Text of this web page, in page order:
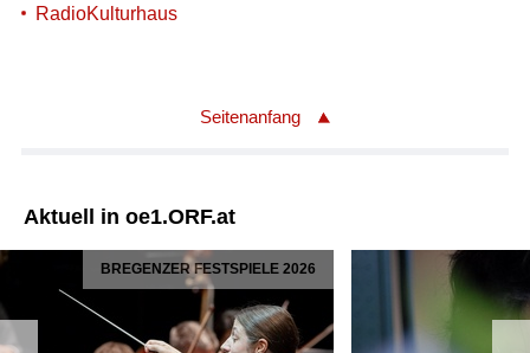
RadioKulturhaus
Seitenanfang
Aktuell in oe1.ORF.at
BREGENZER FESTSPIELE 2026